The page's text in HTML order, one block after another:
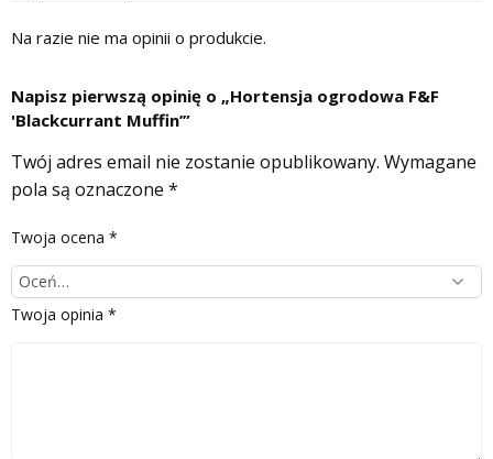
Na razie nie ma opinii o produkcie.
Napisz pierwszą opinię o „Hortensja ogrodowa F&F
'Blackcurrant Muffin’”
Twój adres email nie zostanie opublikowany. Wymagane
pola są oznaczone *
Twoja ocena *
Twoja opinia *